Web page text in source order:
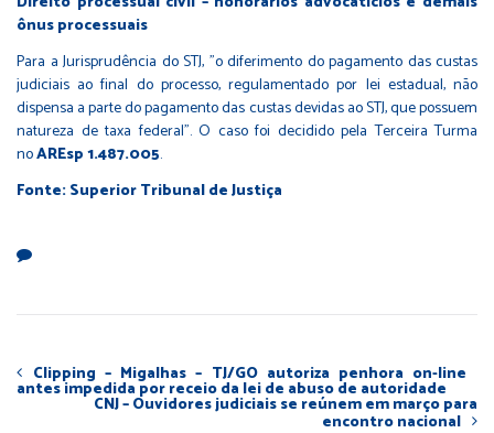
ônus processuais
Para a Jurisprudência do STJ, "o diferimento do pagamento das custas
judiciais ao final do processo, regulamentado por lei estadual, não
dispensa a parte do pagamento das custas devidas ao STJ, que possuem
natureza de taxa federal". O caso foi decidido pela Terceira Turma
noAREsp 1.487.005.
Fonte: Superior Tribunal de Justiça
Clipping – Migalhas – TJ/GO autoriza penhora on-line
antes impedida por receio da lei de abuso de autoridade
CNJ – Ouvidores judiciais se reúnem em março para
encontro nacional